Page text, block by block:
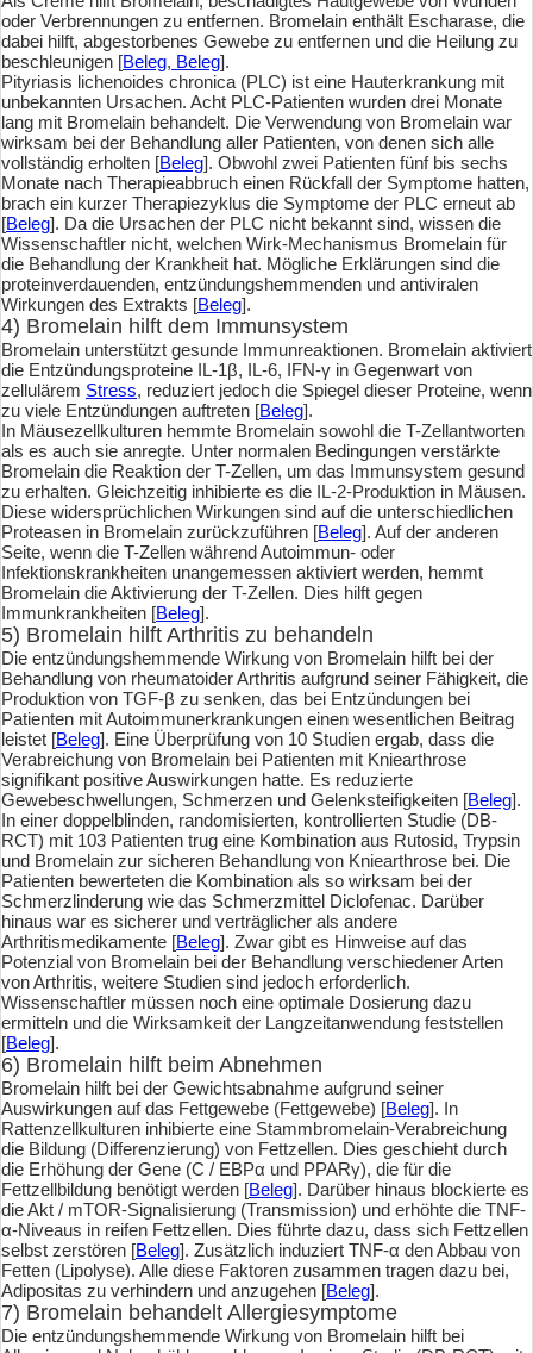
oder Verbrennungen zu entfernen. Bromelain enthält Escharase, die
dabei hilft, abgestorbenes Gewebe zu entfernen und die Heilung zu
beschleunigen [Beleg, Beleg].
Pityriasis lichenoides chronica (PLC) ist eine Hauterkrankung mit
unbekannten Ursachen. Acht PLC-Patienten wurden drei Monate
lang mit Bromelain behandelt. Die Verwendung von Bromelain war
wirksam bei der Behandlung aller Patienten, von denen sich alle
vollständig erholten [Beleg]. Obwohl zwei Patienten fünf bis sechs
Monate nach Therapieabbruch einen Rückfall der Symptome hatten,
brach ein kurzer Therapiezyklus die Symptome der PLC erneut ab
[Beleg]. Da die Ursachen der PLC nicht bekannt sind, wissen die
Wissenschaftler nicht, welchen Wirk-Mechanismus Bromelain für
die Behandlung der Krankheit hat. Mögliche Erklärungen sind die
proteinverdauenden, entzündungshemmenden und antiviralen
Wirkungen des Extrakts [Beleg].
4) Bromelain hilft dem Immunsystem
Bromelain unterstützt gesunde Immunreaktionen. Bromelain aktiviert
die Entzündungsproteine IL-1β, IL-6, IFN-γ in Gegenwart von
zellulärem Stress, reduziert jedoch die Spiegel dieser Proteine, wenn
zu viele Entzündungen auftreten [Beleg].
In Mäusezellkulturen hemmte Bromelain sowohl die T-Zellantworten
als es auch sie anregte. Unter normalen Bedingungen verstärkte
Bromelain die Reaktion der T-Zellen, um das Immunsystem gesund
zu erhalten. Gleichzeitig inhibierte es die IL-2-Produktion in Mäusen.
Diese widersprüchlichen Wirkungen sind auf die unterschiedlichen
Proteasen in Bromelain zurückzuführen [Beleg]. Auf der anderen
Seite, wenn die T-Zellen während Autoimmun- oder
Infektionskrankheiten unangemessen aktiviert werden, hemmt
Bromelain die Aktivierung der T-Zellen. Dies hilft gegen
Immunkrankheiten [Beleg].
5) Bromelain hilft Arthritis zu behandeln
Die entzündungshemmende Wirkung von Bromelain hilft bei der
Behandlung von rheumatoider Arthritis aufgrund seiner Fähigkeit, die
Produktion von TGF-β zu senken, das bei Entzündungen bei
Patienten mit Autoimmunerkrankungen einen wesentlichen Beitrag
leistet [Beleg]. Eine Überprüfung von 10 Studien ergab, dass die
Verabreichung von Bromelain bei Patienten mit Kniearthrose
signifikant positive Auswirkungen hatte. Es reduzierte
Gewebeschwellungen, Schmerzen und Gelenksteifigkeiten [Beleg].
In einer doppelblinden, randomisierten, kontrollierten Studie (DB-
RCT) mit 103 Patienten trug eine Kombination aus Rutosid, Trypsin
und Bromelain zur sicheren Behandlung von Kniearthrose bei. Die
Patienten bewerteten die Kombination als so wirksam bei der
Schmerzlinderung wie das Schmerzmittel Diclofenac. Darüber
hinaus war es sicherer und verträglicher als andere
Arthritismedikamente [Beleg]. Zwar gibt es Hinweise auf das
Potenzial von Bromelain bei der Behandlung verschiedener Arten
von Arthritis, weitere Studien sind jedoch erforderlich.
Wissenschaftler müssen noch eine optimale Dosierung dazu
ermitteln und die Wirksamkeit der Langzeitanwendung feststellen
[Beleg].
6) Bromelain hilft beim Abnehmen
Bromelain hilft bei der Gewichtsabnahme aufgrund seiner
Auswirkungen auf das Fettgewebe (Fettgewebe) [Beleg]. In
Rattenzellkulturen inhibierte eine Stammbromelain-Verabreichung
die Bildung (Differenzierung) von Fettzellen. Dies geschieht durch
die Erhöhung der Gene (C / EBPα und PPARγ), die für die
Fettzellbildung benötigt werden [Beleg]. Darüber hinaus blockierte es
die Akt / mTOR-Signalisierung (Transmission) und erhöhte die TNF-
α-Niveaus in reifen Fettzellen. Dies führte dazu, dass sich Fettzellen
selbst zerstören [Beleg]. Zusätzlich induziert TNF-α den Abbau von
Fetten (Lipolyse). Alle diese Faktoren zusammen tragen dazu bei,
Adipositas zu verhindern und anzugehen [Beleg].
7) Bromelain behandelt Allergiesymptome
Die entzündungshemmende Wirkung von Bromelain hilft bei